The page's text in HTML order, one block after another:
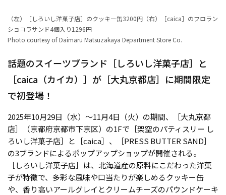
（左）［しろいし洋菓子店］のクッキー缶3200円（右）［caica］のフロラン
ショコラサンド4個入り1296円
Photo courtesy of Daimaru Matsuzakaya Department Store Co.
話題のスイーツブランド［しろいし洋菓子店］と
［caica（カイカ）］が［大丸京都店］に期間限定
で初登場！
2025年10月29日（水）〜11月4日（火）の期間、［大丸京都
店］（京都府京都市下京区）の1Fで［架空のパティスリー し
ろいし洋菓子店］と［caica］、［PRESS BUTTER SAND］
の3ブランドによるポップアップショップが開催される。
［しろいし洋菓子店］は、北海道産の原料にこだわった洋菓
子が特徴で、多彩な風味や口当たりが楽しめるクッキー缶
や、香り高いアールグレイとクリームチーズのパウンドケーキ